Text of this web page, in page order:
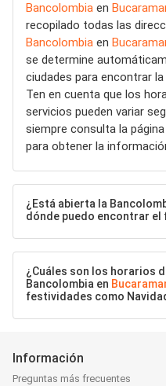
Bancolombia en
recopilado todas las
Bancolombia en
se determine
ciudades para encontrar la
Ten en cuenta que los
servicios pueden variar
siempre consulta la
para obtener la
¿Está abierta la
dónde puedo encontrar
¿Cuáles son los horarios
Bancolombia en
festividades como
Información
Preguntas más frecuentes